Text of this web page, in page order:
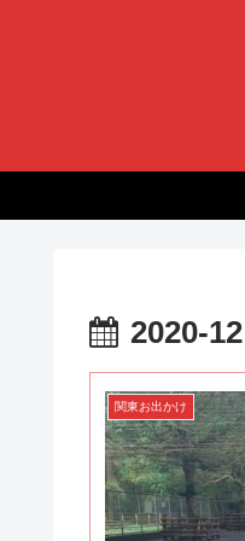
2020-12
関東お出かけ